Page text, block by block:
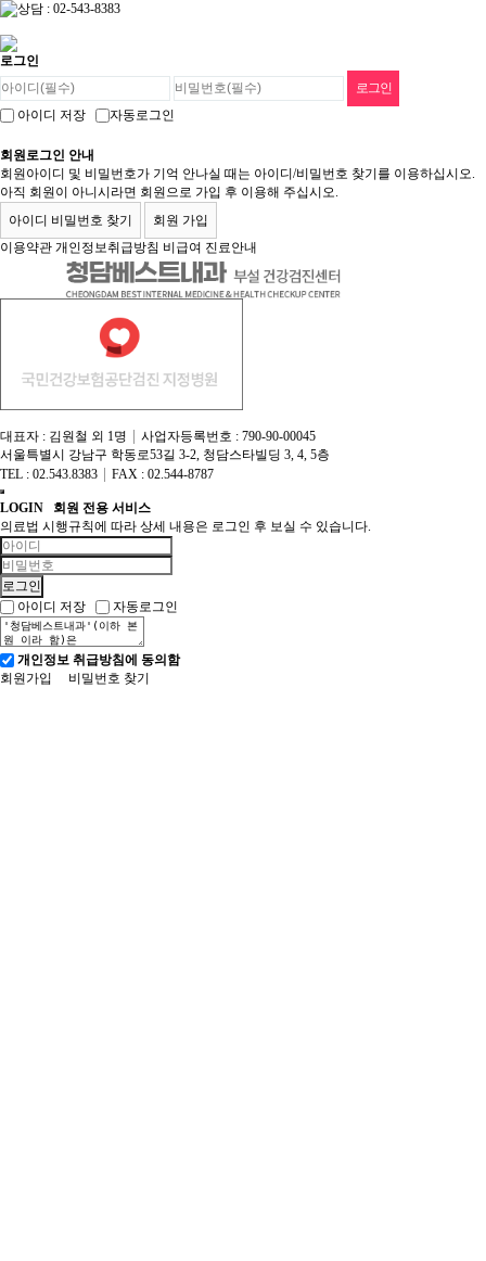
로그인
아이디 저장 자동로그인
회원로그인 안내
회원아이디 및 비밀번호가 기억 안나실 때는 아이디/비밀번호 찾기를 이용하십시오.
아직 회원이 아니시라면 회원으로 가입 후 이용해 주십시오.
아이디 비밀번호 찾기
회원 가입
이용약관 개인정보취급방침 비급여 진료안내
대표자 : 김원철 외 1명 | 사업자등록번호 : 790-90-00045
서울특별시 강남구 학동로53길 3-2, 청담스타빌딩 3, 4, 5층
TEL : 02.543.8383 | FAX : 02.544-8787
LOGIN 회원 전용 서비스
의료법 시행규칙에 따라 상세 내용은 로그인 후 보실 수 있습니다.
아이디 저장 자동로그인
개인정보 취급방침에 동의함
회원가입
비밀번호 찾기